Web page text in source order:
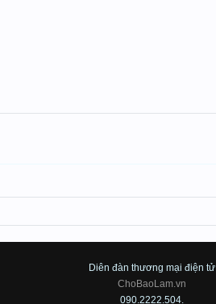
Diên đàn thương mại điện tử
ChoBaoLam.vn
090.2222.504.